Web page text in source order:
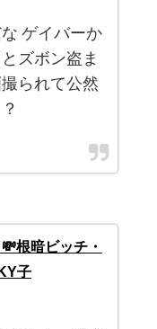
ゲイバーか
ズボン盗ま
られて公然
根暗ビッチ・
子